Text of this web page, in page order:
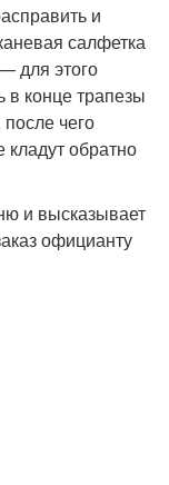
и
салфетка
для этого
конце трапезы
чего
кладут обратно
и высказывает
официанту